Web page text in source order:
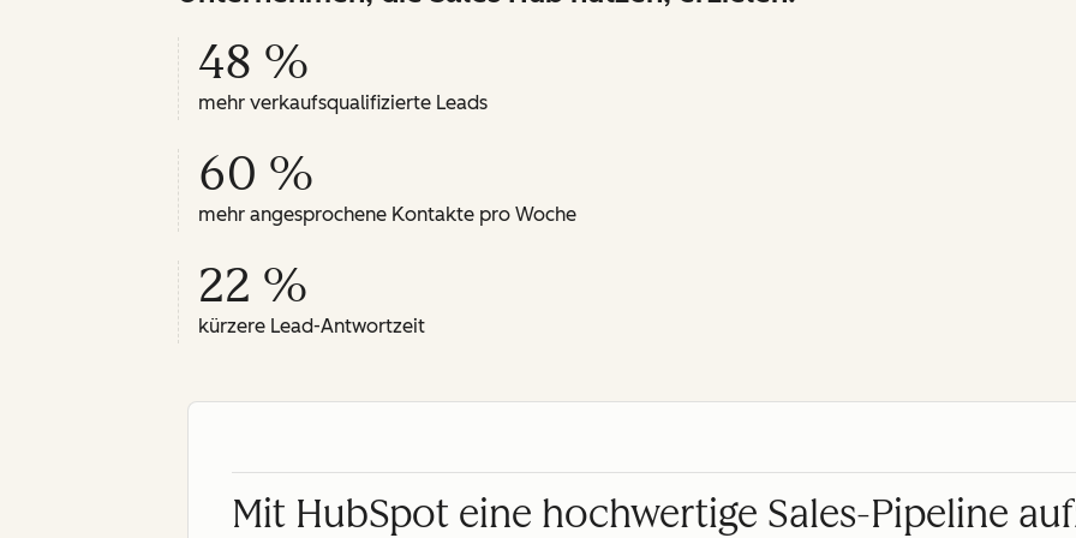
48 %
mehr verkaufsqualifizierte Leads
60 %
mehr angesprochene Kontakte pro Woche
22 %
kürzere Lead-Antwortzeit
Mit HubSpot eine hochwertige Sales-Pipeline